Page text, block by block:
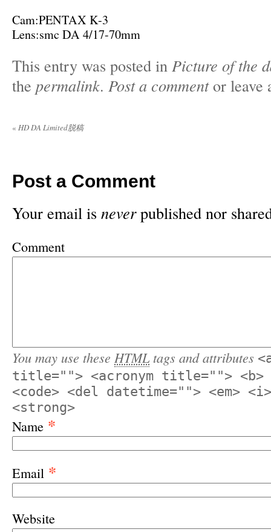
Cam:PENTAX K-3
Lens:smc DA 4/17-70mm
This entry was posted in Picture of the
the permalink. Post a commentor leave
« HD DA Limited脱稿
Post a Comment
Your email is neverpublished nor
Comment
You may use these HTMLtags and attributes
title=""> <acronym title=""> <b>
<code> <del datetime=""> <em>
<strong>
Name *
Email *
Website